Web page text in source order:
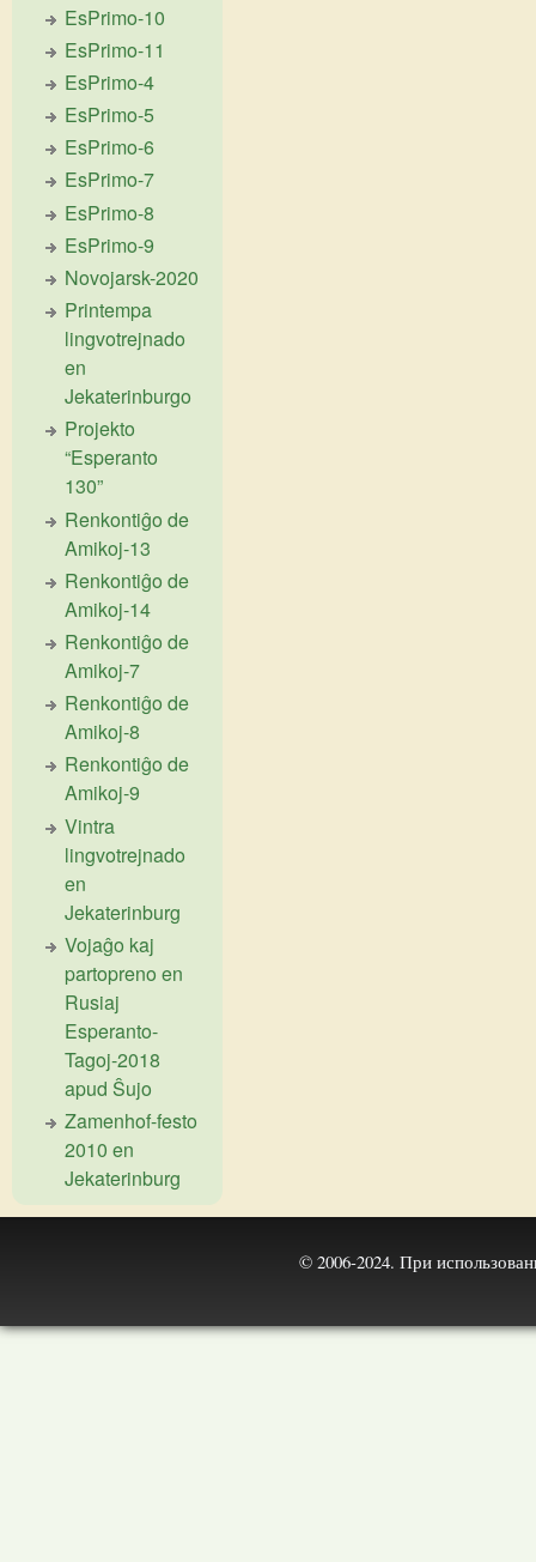
EsPrimo-10
EsPrimo-11
EsPrimo-4
EsPrimo-5
EsPrimo-6
EsPrimo-7
EsPrimo-8
EsPrimo-9
Novojarsk-2020
Printempa
lingvotrejnado
en
Jekaterinburgo
Projekto
“Esperanto
130”
Renkontiĝo de
Amikoj-13
Renkontiĝo de
Amikoj-14
Renkontiĝo de
Amikoj-7
Renkontiĝo de
Amikoj-8
Renkontiĝo de
Amikoj-9
Vintra
lingvotrejnado
en
Jekaterinburg
Vojaĝo kaj
partopreno en
Rusiaj
Esperanto-
Tagoj-2018
apud Ŝujo
Zamenhof-festo
2010 en
Jekaterinburg
© 2006-2024. При